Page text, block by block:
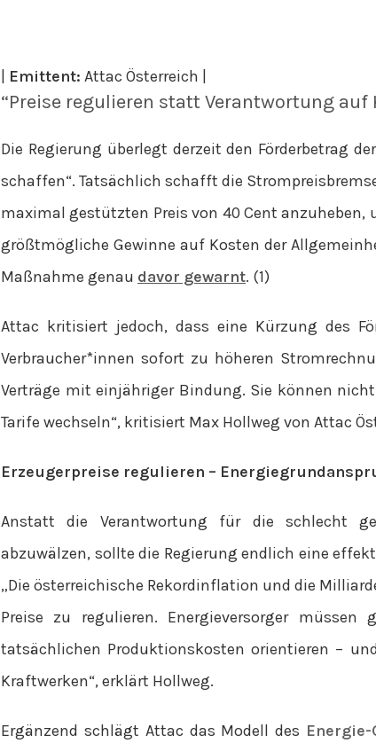
Emittent: Attac Österreich |
“Preise regulieren statt Verantwortung
Die Regierung überlegt derzeit den Förderbetrag
schaffen“. Tatsächlich schafft die
maximal gestützten Preis von 40 Cent
größtmögliche Gewinne auf Kosten der
Maßnahme genau davor gewarnt. (1)
Attac kritisiert jedoch, dass eine Kürzung des
Verbraucher*innen sofort zu höheren
Verträge mit einjähriger Bindung. Sie können
Tarife wechseln“, kritisiert Max Hollweg von Attac
Erzeugerpreise regulieren –
Anstatt die Verantwortung für die schlecht
abzuwälzen, sollte die Regierung endlich eine
„Die österreichische Rekordinflation und die
Preise zu regulieren. Energieversorger
tatsächlichen Produktionskosten orientieren –
Kraftwerken“, erklärt Hollweg.
Ergänzend schlägt Attac das Modell des